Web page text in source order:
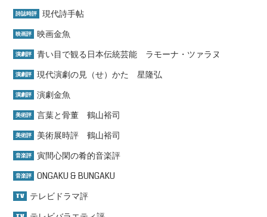
詩誌時評 現代詩手帖
映画評 映画金魚
演劇評 青い目で観る日本伝統芸能 ラモーナ・ツァラヌ
演劇評 現代演劇の見（せ）かた 星隆弘
演劇評 演劇金魚
美術評 言葉と骨董 鶴山裕司
美術評 美術展時評 鶴山裕司
音楽評 寅間心閑の肴的音楽評
音楽評 ONGAKU & BUNGAKU
TV テレビドラマ評